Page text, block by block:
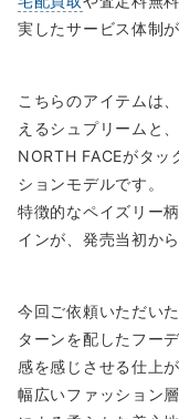
実したサービス体制
こちらのアイテムは
えるシュプリームと
NORTH FACEがタ
ションモデルです。
特徴的なペイズリー
インが、発売当初か
今回ご依頼いただい
ターンを配したフー
感を感じさせる仕上
幅広いファッション